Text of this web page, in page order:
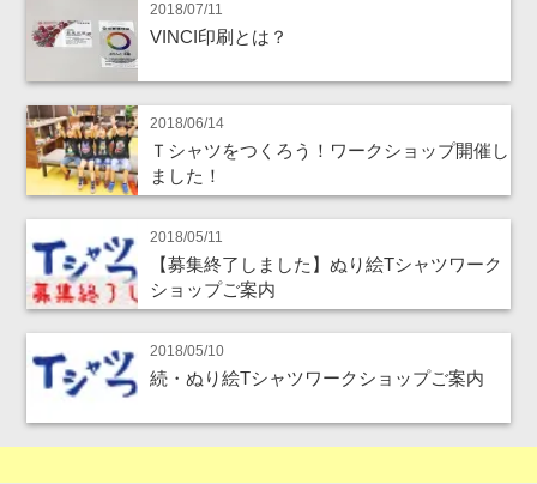
2018/07/11
VINCI印刷とは？
2018/06/14
Ｔシャツをつくろう！ワークショップ開催し
ました！
2018/05/11
【募集終了しました】ぬり絵Tシャツワーク
ショップご案内
2018/05/10
続・ぬり絵Tシャツワークショップご案内